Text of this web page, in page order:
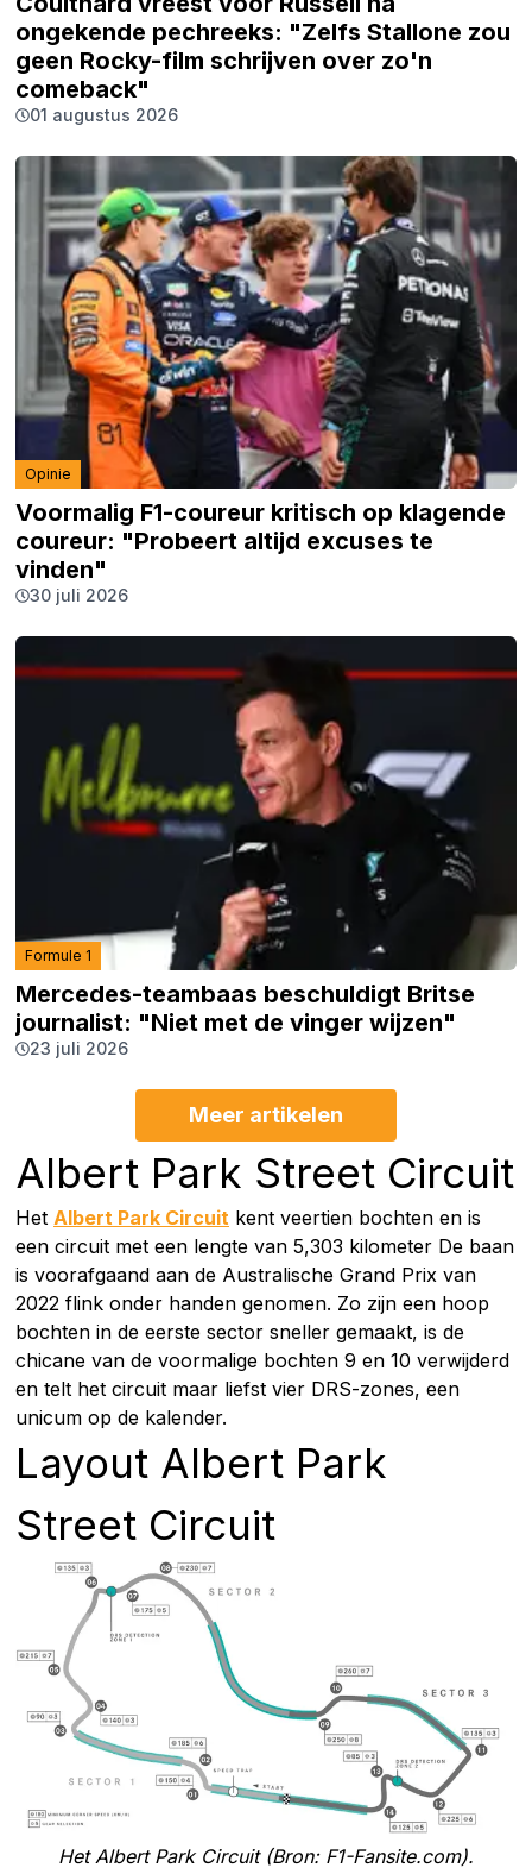
ongekende pechreeks: "Zelfs Stallone zou
geen Rocky-film schrijven over zo'n
comeback"
01 augustus 2026
Opinie
Voormalig F1-coureur kritisch op klagende
coureur: "Probeert altijd excuses te
vinden"
30 juli 2026
Formule 1
Mercedes-teambaas beschuldigt Britse
journalist: "Niet met de vinger wijzen"
23 juli 2026
Meer artikelen
Albert Park Street Circuit
Het Albert Park Circuit kent veertien bochten en is
een circuit met een lengte van 5,303 kilometer De baan
is voorafgaand aan de Australische Grand Prix van
2022 flink onder handen genomen. Zo zijn een hoop
bochten in de eerste sector sneller gemaakt, is de
chicane van de voormalige bochten 9 en 10 verwijderd
en telt het circuit maar liefst vier DRS-zones, een
unicum op de kalender.
Layout Albert Park
Street Circuit
Het Albert Park Circuit (Bron: F1-Fansite.com).